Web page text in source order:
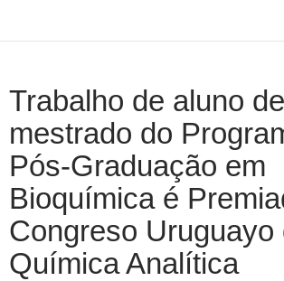
Trabalho de aluno de
mestrado do
Pós-Graduação em
Bioquímica é
Congreso Uruguayo
Química Analítica